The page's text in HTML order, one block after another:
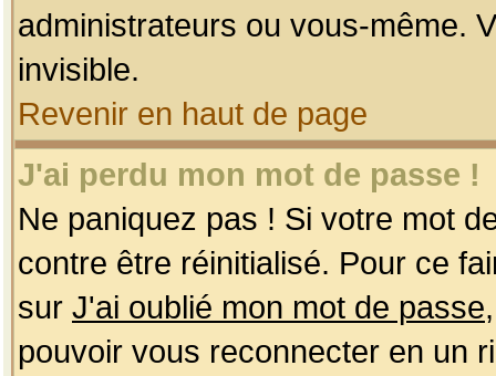
administrateurs ou vous-même.
invisible.
Revenir en haut de page
J'ai perdu mon mot de passe !
Ne paniquez pas ! Si votre mot
contre être réinitialisé. Pour ce
sur J'ai oublié mon mot de passe
pouvoir vous reconnecter en un